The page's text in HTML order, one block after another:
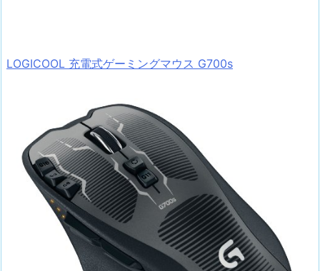
LOGICOOL 充電式ゲーミングマウス G700s